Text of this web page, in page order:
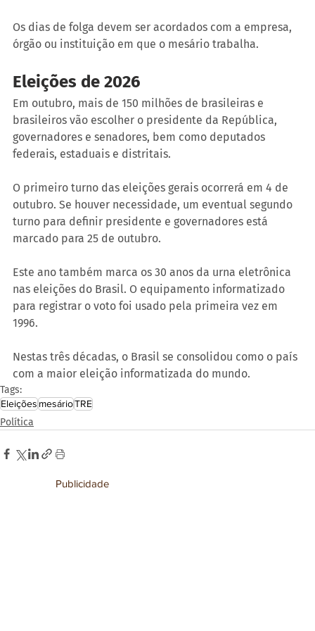
Os dias de folga devem ser acordados com a empresa,
órgão ou instituição em que o mesário trabalha.
Eleições de 2026
Em outubro, mais de 150 milhões de brasileiras e
brasileiros vão escolher o presidente da República,
governadores e senadores, bem como deputados
federais, estaduais e distritais.
O primeiro turno das eleições gerais ocorrerá em 4 de
outubro. Se houver necessidade, um eventual segundo
turno para definir presidente e governadores está
marcado para 25 de outubro.
Este ano também marca os 30 anos da urna eletrônica
nas eleições do Brasil. O equipamento informatizado
para registrar o voto foi usado pela primeira vez em
1996.
Nestas três décadas, o Brasil se consolidou como o país
com a maior eleição informatizada do mundo.
Tags:
Eleições mesárioTRE
Política
Publicidade